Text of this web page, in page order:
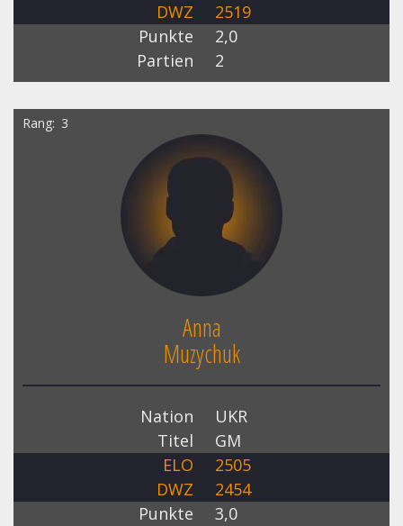
DWZ
2519
Punkte
2,0
Partien
2
Rang 3
Anna
Muzychuk
Nation
UKR
Titel
GM
ELO
2505
DWZ
2454
Punkte
3,0